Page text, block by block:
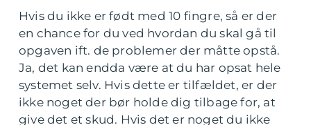
Hvis du ikke er født med 10 fingre, så er der
en chance for du ved hvordan du skal gå til
opgaven ift. de problemer der måtte opstå.
Ja, det kan endda være at du har opsat hele
systemet selv. Hvis dette er tilfældet, er der
ikke noget der bør holde dig tilbage for, at
give det et skud. Hvis det er noget du ikke